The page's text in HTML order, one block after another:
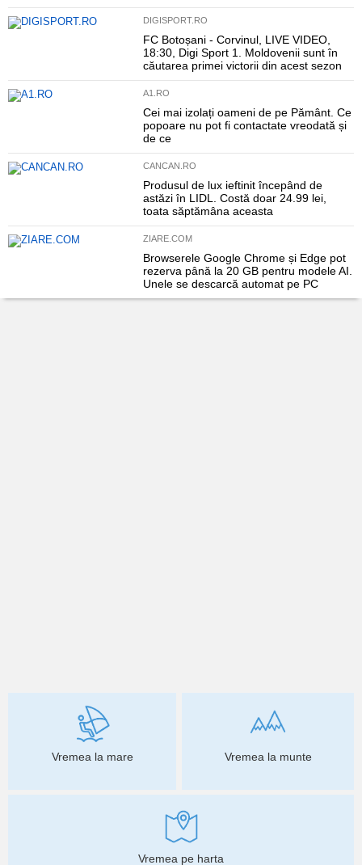
DIGISPORT.RO
FC Botoșani - Corvinul, LIVE VIDEO,
18:30, Digi Sport 1. Moldovenii sunt în
căutarea primei victorii din acest sezon
A1.RO
Cei mai izolați oameni de pe Pământ. Ce
popoare nu pot fi contactate vreodată și
de ce
CANCAN.RO
Produsul de lux ieftinit începând de
astăzi în LIDL. Costă doar 24.99 lei,
toata săptămâna aceasta
ZIARE.COM
Browserele Google Chrome și Edge pot
rezerva până la 20 GB pentru modele AI.
Unele se descarcă automat pe PC
Vremea la mare Vremea la munte
Vremea pe harta